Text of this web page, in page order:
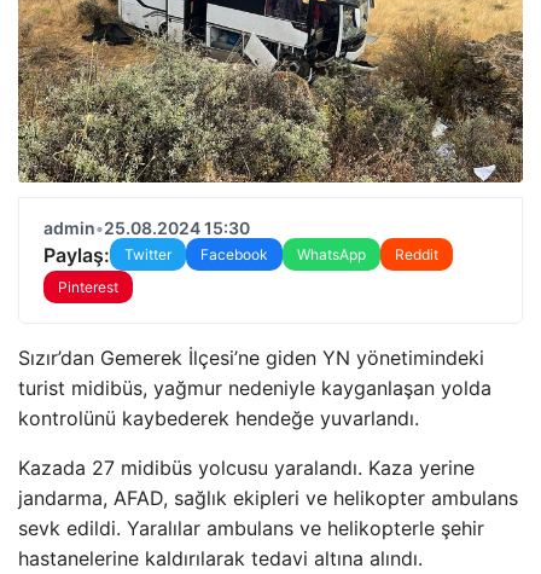
admin•25.08.2024 15:30
Paylaş: Twitter Facebook WhatsApp
Reddit
Pinterest
Sızır’dan Gemerek İlçesi’ne giden YN yönetimindeki
turist midibüs, yağmur nedeniyle kayganlaşan yolda
kontrolünü kaybederek hendeğe yuvarlandı.
Kazada 27 midibüs yolcusu yaralandı. Kaza yerine
jandarma, AFAD, sağlık ekipleri ve helikopter ambulans
sevk edildi. Yaralılar ambulans ve helikopterle şehir
hastanelerine kaldırılarak tedavi altına alındı.